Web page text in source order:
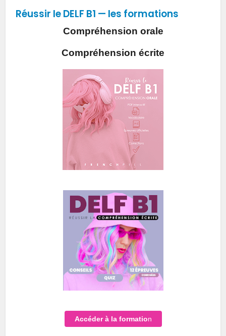
Réussir le DELF B1 — les formations
Compréhension orale
Compréhension écrite
Accéder à la formation